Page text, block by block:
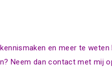
en meer te
Neem dan contact met mij